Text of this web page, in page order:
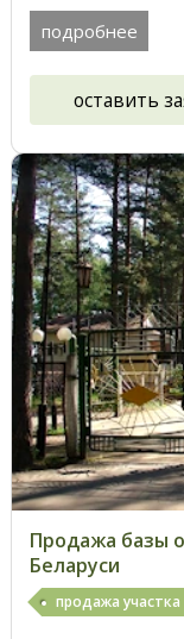
подробнее
оставить
Продажа базы
Беларуси
продажа